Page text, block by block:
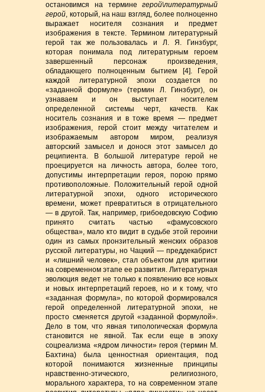
остановимся на терминегерой\литературный
герой, который, на наш взгляд, более полноценно
выражает носителя сознания и предмет
изображения в тексте. Термином литературный
герой так же пользовалась и Л. Я. Гинзбург,
которая понимала под литературным героем
завершенный персонаж произведения,
обладающего полноценным бытием [4]. Герой
каждой литературной эпохи создается по
«заданной формуле» (термин Л. Гинзбург), он
узнаваем и он выступает носителем
определенной системы черт, качеств. Как
носитель сознания и в тоже время — предмет
изображения, герой стоит между читателем и
изображаемым автором миром, реализуя
авторский замысел и донося этот замысел до
реципиента. В большой литературе герой не
проецируется на личность автора, более того,
допустимы интерпретации героя, порою прямо
противоположные. Положительный герой одной
литературной эпохи, одного исторического
времени, может превратиться в отрицательного
— в другой. Так, например, грибоедовскую Софию
принято считать частью «фамусовского
общества», мало кто видит в судьбе этой героини
один из самых пронзительный женских образов
русской литературы, но Чацкий — преддекабрист
и «лишний человек», стал объектом для критики
на современном этапе ее развития. Литературная
эволюция ведет не только к появлению все новых
и новых интерпретаций героев, но и к тому, что
«заданная формула», по которой формировался
герой определенной литературной эпохи, не
просто сменяется другой «заданной формулой».
Дело в том, что явная типологическая формула
становится не явной. Так если еще в эпоху
соцреализма «ядром личности» героя (термин М.
Бахтина) была ценностная ориентация, под
которой понимаются жизненные принципы
нравственно-этического, религиозного,
морального характера, то на современном этапе